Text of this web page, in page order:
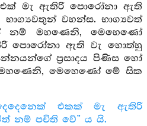
මැ ඇතිරි පොරෝනා ඇති
භාග්‍යවතුන් වහන්ස. භාග්‍යවත්
නම් මහණෙනි, මෙහෙණෝ
පොරෝනා ඇති වැ හොත්හු
ප්‍රසාදය පිණිස හෝ
මෙහෙණෝ මේ සික
එකක් මැ ඇතිරි
නම් පචිති වේ” ය යි.